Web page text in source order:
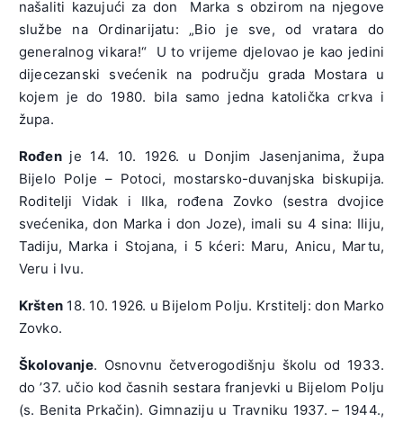
našaliti kazujući za don Marka s obzirom na njegove
službe na Ordinarijatu: „Bio je sve, od vratara do
generalnog vikara!“ U to vrijeme djelovao je kao jedini
dijecezanski svećenik na području grada Mostara u
kojem je do 1980. bila samo jedna katolička crkva i
župa.
Rođen je 14. 10. 1926. u Donjim Jasenjanima, župa
Bijelo Polje – Potoci, mostarsko-duvanjska biskupija.
Roditelji Vidak i Ilka, rođena Zovko (sestra dvojice
svećenika, don Marka i don Joze), imali su 4 sina: Iliju,
Tadiju, Marka i Stojana, i 5 kćeri: Maru, Anicu, Martu,
Veru i Ivu.
Kršten 18. 10. 1926. u Bijelom Polju. Krstitelj: don Marko
Zovko.
Školovanje. Osnovnu četverogodišnju školu od 1933.
do ’37. učio kod časnih sestara franjevki u Bijelom Polju
(s. Benita Prkačin). Gimnaziju u Travniku 1937. – 1944.,